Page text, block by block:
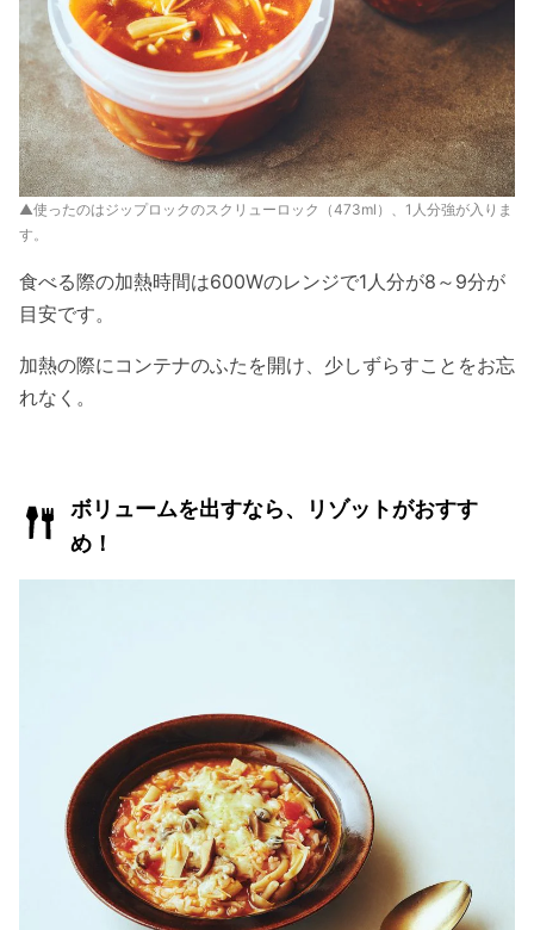
▲使ったのはジップロックのスクリューロック（473ml）、1人分強が入りま
す。
食べる際の加熱時間は600Wのレンジで1人分が8～9分が
目安です。
加熱の際にコンテナのふたを開け、少しずらすことをお忘
れなく。
ボリュームを出すなら、リゾットがおすす
め！